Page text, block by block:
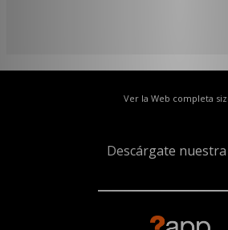
Ver la Web completa
Descárgate